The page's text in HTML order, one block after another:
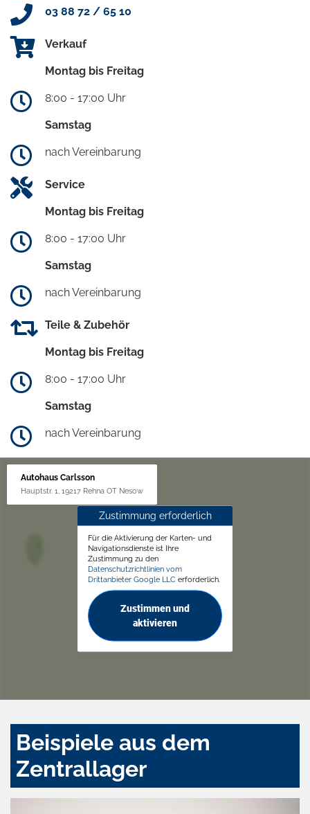
03 88 72 / 65 10
Verkauf
Montag bis Freitag
8:00 - 17:00 Uhr
Samstag
nach Vereinbarung
Service
Montag bis Freitag
8:00 - 17:00 Uhr
Samstag
nach Vereinbarung
Teile & Zubehör
Montag bis Freitag
8:00 - 17:00 Uhr
Samstag
nach Vereinbarung
Autohaus Carlsson
Hauptstr. 1, 19217 Rehna OT Nesow
Zustimmung erforderlich
Für die Aktivierung der Karten- und
Navigationsdienste ist Ihre
Zustimmung zu den
Datenschutzrichtlinien vom
Drittanbieter Google LLC erforderlich.
Zustimmen und
aktivieren
Beispiele aus dem
Zentrallager